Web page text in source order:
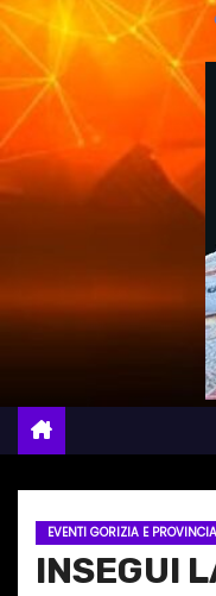
EVENTI GORIZIA E PROVINCIA
INSEGUI